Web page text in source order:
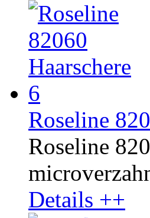
Roseline
Roseline
Details ++